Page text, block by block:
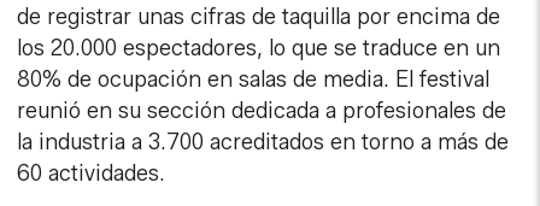
de registrar unas cifras de taquilla por encima de
los 20.000 espectadores, lo que se traduce en un
80% de ocupación en salas de media. El festival
reunió en su sección dedicada a profesionales de
la industria a 3.700 acreditados en torno a más de
60 actividades.